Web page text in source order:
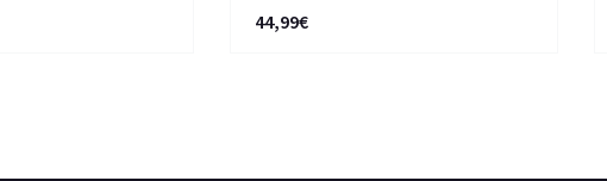
44,99€